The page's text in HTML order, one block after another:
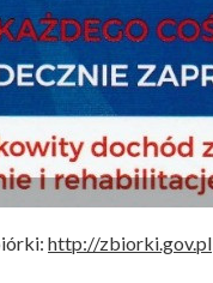
http://zbiorki.gov.pl